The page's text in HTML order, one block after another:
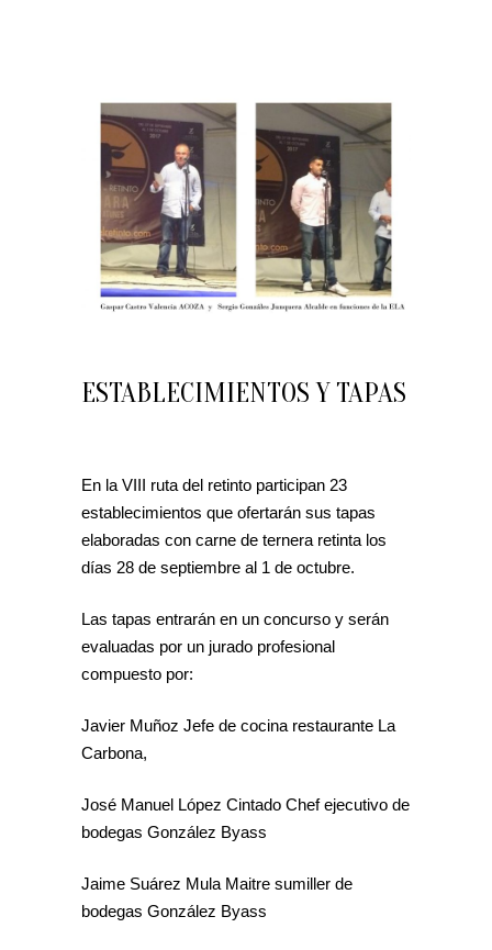
ESTABLECIMIENTOS Y TAPAS
En la VIII ruta del retinto participan 23
establecimientos que ofertarán sus tapas
elaboradas con carne de ternera retinta los
días 28 de septiembre al 1 de octubre.
Las tapas entrarán en un concurso y serán
evaluadas por un jurado profesional
compuesto por:
Javier Muñoz Jefe de cocina restaurante La
Carbona,
José Manuel López Cintado Chef ejecutivo de
bodegas González Byass
Jaime Suárez Mula Maitre sumiller de
bodegas González Byass